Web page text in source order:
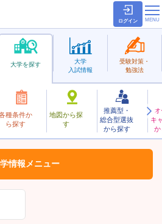
ログイン
大学を探す
種条件か
ら探す
地図から探
す
推薦型・
総合型選抜
から探す
キ
か
大学
入試情報
受験対策・
勉強法
くいん
ル学院大学 お気に入り
情報 メニュー